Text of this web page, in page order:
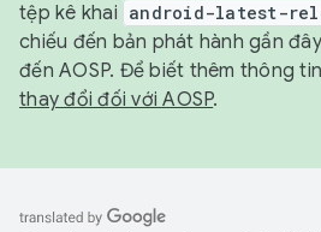
tệp kê khai android-latest-
chiếu đến bản phát hành gần
đến AOSP. Để biết thêm thông
thay đổi đối với AOSP.